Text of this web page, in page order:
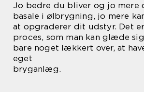
Jo bedre du bliver og jo mere
basale i ølbrygning, jo mere
at opgraderer dit udstyr. Det
proces, som man kan glæde
bare noget lækkert over, at
eget
bryganlæg.